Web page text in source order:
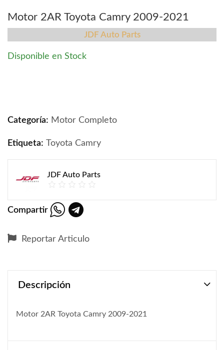
Motor 2AR Toyota Camry 2009-2021
JDF Auto Parts
Disponible en Stock
Categoría: Motor Completo
Etiqueta: Toyota Camry
JDF Auto Parts
Compartir
Reportar Articulo
Descripción
Motor 2AR Toyota Camry 2009-2021